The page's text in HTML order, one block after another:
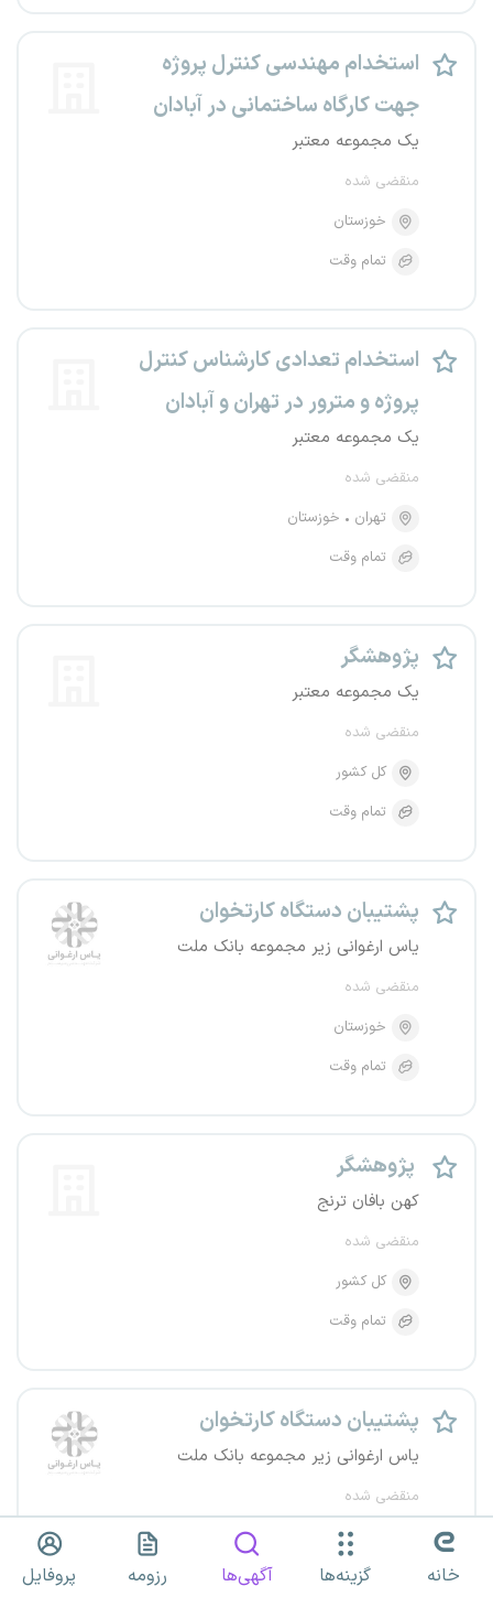
استخدام مهندسی کنترل پروژه
جهت کارگاه ساختمانی در آبادان
یک مجموعه معتبر
منقضی شده
خوزستان
تمام وقت
استخدام تعدادی کارشناس کنترل
پروژه و مترور در تهران و آبادان
یک مجموعه معتبر
منقضی شده
تهران
خوزستان
تمام وقت
پژوهشگر
یک مجموعه معتبر
منقضی شده
کل کشور
تمام وقت
پشتیبان دستگاه کارتخوان
یاس ارغوانی زیر مجموعه بانک ملت
منقضی شده
خوزستان
تمام وقت
پژوهشگر
کهن بافان ترنج
منقضی شده
کل کشور
تمام وقت
پشتیبان دستگاه کارتخوان
یاس ارغوانی زیر مجموعه بانک ملت
منقضی شده
خوزستان
تمام وقت
خانه گزینه‌ها آگهی‌ها رزومه پروفایل